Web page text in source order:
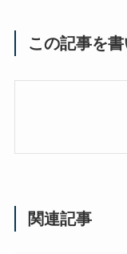
この記事を書
関連記事